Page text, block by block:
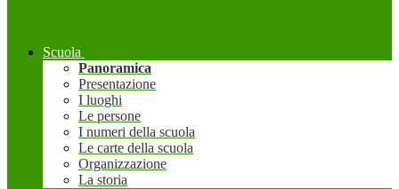
Scuola
Panoramica
Presentazione
I luoghi
Le persone
I numeri della scuola
Le carte della scuola
Organizzazione
La storia